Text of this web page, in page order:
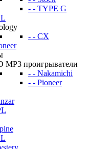
- - TYPE G
- - CX
MP3 проигрыватели
- - Nakamichi
- - Pioneer